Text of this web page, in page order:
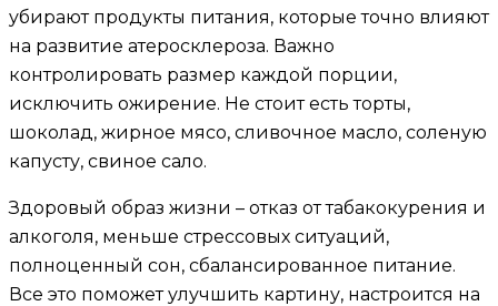
убирают продукты питания, которые точно влияют
на развитие атеросклероза. Важно
контролировать размер каждой порции,
исключить ожирение. Не стоит есть торты,
шоколад, жирное мясо, сливочное масло, соленую
капусту, свиное сало.
Здоровый образ жизни – отказ от табакокурения и
алкоголя, меньше стрессовых ситуаций,
полноценный сон, сбалансированное питание.
Все это поможет улучшить картину, настроится на